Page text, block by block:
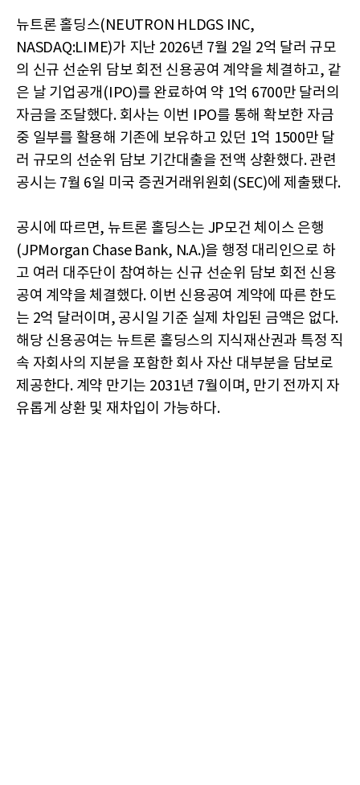
뉴트론 홀딩스(NEUTRON HLDGS INC,
NASDAQ:LIME)가 지난 2026년 7월 2일 2억 달러 규모
의 신규 선순위 담보 회전 신용공여 계약을 체결하고, 같
은 날 기업공개(IPO)를 완료하여 약 1억 6700만 달러의
자금을 조달했다. 회사는 이번 IPO를 통해 확보한 자금
중 일부를 활용해 기존에 보유하고 있던 1억 1500만 달
러 규모의 선순위 담보 기간대출을 전액 상환했다. 관련
공시는 7월 6일 미국 증권거래위원회(SEC)에 제출됐다.
공시에 따르면, 뉴트론 홀딩스는 JP모건 체이스 은행
(JPMorgan Chase Bank, N.A.)을 행정 대리인으로 하
고 여러 대주단이 참여하는 신규 선순위 담보 회전 신용
공여 계약을 체결했다. 이번 신용공여 계약에 따른 한도
는 2억 달러이며, 공시일 기준 실제 차입된 금액은 없다.
해당 신용공여는 뉴트론 홀딩스의 지식재산권과 특정 직
속 자회사의 지분을 포함한 회사 자산 대부분을 담보로
제공한다. 계약 만기는 2031년 7월이며, 만기 전까지 자
유롭게 상환 및 재차입이 가능하다.